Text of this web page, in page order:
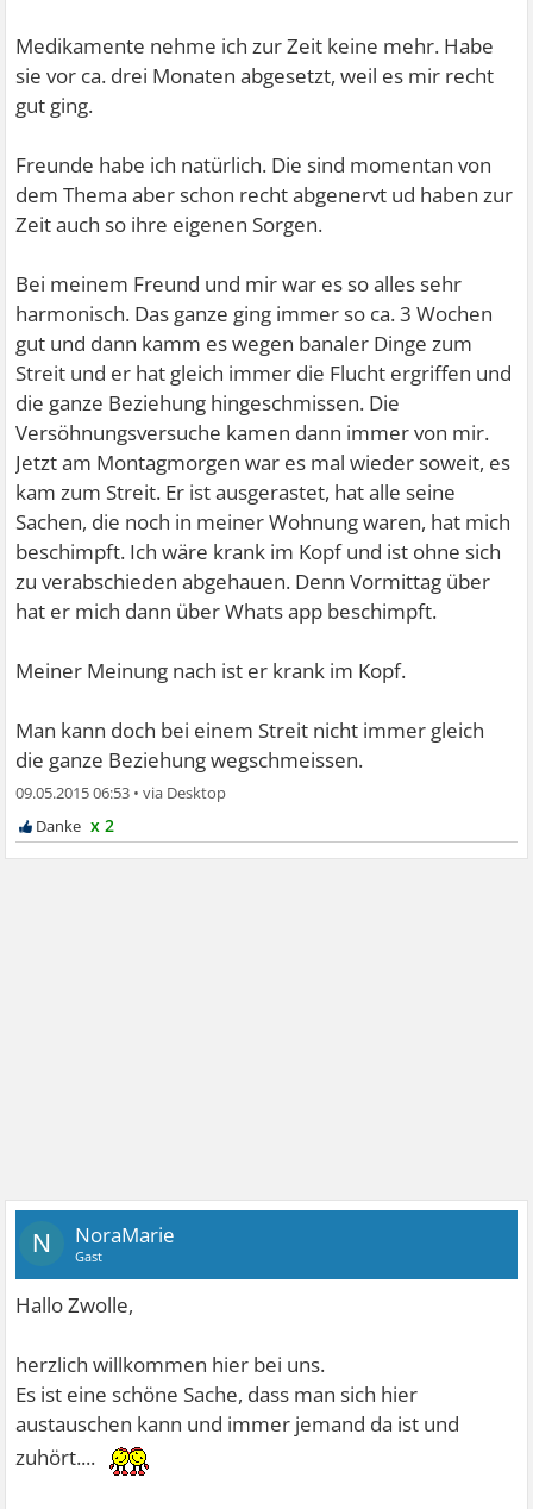
Medikamente nehme ich zur Zeit keine mehr. Habe
sie vor ca. drei Monaten abgesetzt, weil es mir recht
gut ging.
Freunde habe ich natürlich. Die sind momentan von
dem Thema aber schon recht abgenervt ud haben zur
Zeit auch so ihre eigenen Sorgen.
Bei meinem Freund und mir war es so alles sehr
harmonisch. Das ganze ging immer so ca. 3 Wochen
gut und dann kamm es wegen banaler Dinge zum
Streit und er hat gleich immer die Flucht ergriffen und
die ganze Beziehung hingeschmissen. Die
Versöhnungsversuche kamen dann immer von mir.
Jetzt am Montagmorgen war es mal wieder soweit, es
kam zum Streit. Er ist ausgerastet, hat alle seine
Sachen, die noch in meiner Wohnung waren, hat mich
beschimpft. Ich wäre krank im Kopf und ist ohne sich
zu verabschieden abgehauen. Denn Vormittag über
hat er mich dann über Whats app beschimpft.
Meiner Meinung nach ist er krank im Kopf.
Man kann doch bei einem Streit nicht immer gleich
die ganze Beziehung wegschmeissen.
09.05.2015 06:53 •
x 2
N NoraMarie
Gast
Hallo Zwolle,
herzlich willkommen hier bei uns.
Es ist eine schöne Sache, dass man sich hier
austauschen kann und immer jemand da ist und
zuhört....